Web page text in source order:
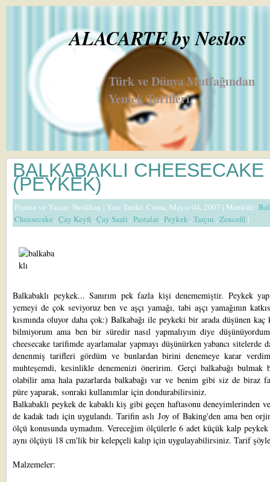
ALACARTE by Neslos
Türk ve Dünya Mutfağından
Yemek Tarifleri
BALKABAKLI CHEESECAKE
(PEYKEK)
Pişiren ve Yazan: Neslihan | Yazı Tarihi: Cuma, Mayıs 04, 2007 | Menü'de:
Cheesecake ,Çay Keyfi ,Çay Saati ,Pastalar,Peykek ,Tarçın ,Zencefil |
Balkabaklı peykek... Sanırım pek fazla kişi denememiştir. Peykek
yemeyi de çok seviyoruz ben ve aşçı yamağı, tabi aşçı yamağının
kısmında oluyor daha çok:) Balkabağı ile peykeki bir arada düşünen
bilmiyorum ama ben bir süredir nasıl yapmalıyım diye
cheesecake tarifimde ayarlamalar yapmayı düşünürken yabancı sitelerde
denenmiş tarifleri gördüm ve bunlardan birini denemeye karar
muhteşemdi, kesinlikle denemenizi öneririm. Gerçi balkabağı bulmak
olabilir ama hala pazarlarda balkabağı var ve benim gibi siz de biraz
püre yaparak, sonraki kullanımlar için dondurabilirsiniz.
Balkabaklı peykek de kabaklı kiş gibi geçen haftasonu deneyimlerinden
dekadak tadıiçin uygulandı. Tarifin aslı Joy of Baking'den ama ben
ölçü konusunda uymadım. Vereceğim ölçülerle 6 adet küçük kalp
aynı ölçüyü 18 cm'lik bir kelepçeli kalıp için uygulayabilirsiniz. Tarif
Malzemeler: